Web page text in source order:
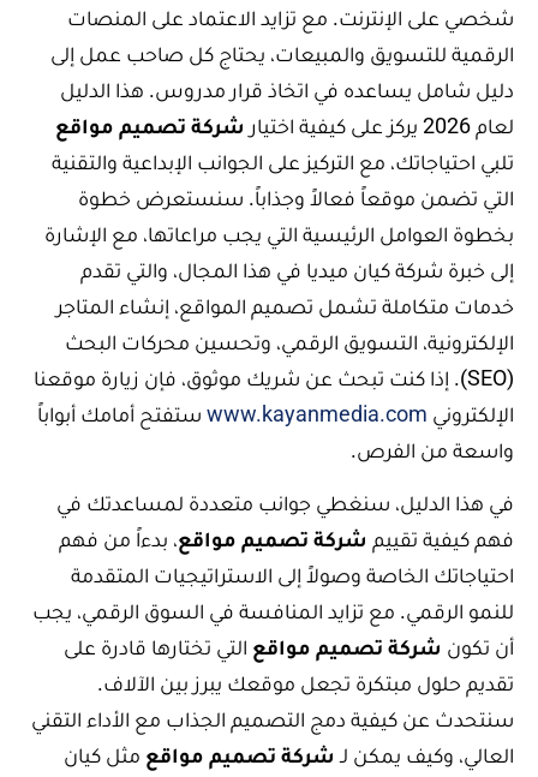
شخصي على الإنترنت. مع تزايد الاعتماد على المنصات
الرقمية للتسويق والمبيعات، يحتاج كل صاحب عمل إلى
دليل شامل يساعده في اتخاذ قرار مدروس. هذا الدليل
لعام 2026 يركز على كيفية اختيار
شركة تصميم مواقع
تلبي احتياجاتك، مع التركيز على الجوانب الإبداعية والتقنية
التي تضمن موقعاً فعالاً وجذاباً. سنستعرض خطوة
بخطوة العوامل الرئيسية التي يجب مراعاتها، مع الإشارة
إلى خبرة شركة كيان ميديا في هذا المجال، والتي تقدم
خدمات متكاملة تشمل تصميم المواقع، إنشاء المتاجر
الإلكترونية، التسويق الرقمي، وتحسين محركات البحث
(SEO). إذا كنت تبحث عن شريك موثوق، فإن زيارة موقعنا
الإلكتروني www.kayanmedia.com ستفتح أمامك أبواباً
واسعة من الفرص.
في هذا الدليل، سنغطي جوانب متعددة لمساعدتك في
فهم كيفية تقييم شركة تصميم مواقع، بدءاً من فهم
احتياجاتك الخاصة وصولاً إلى الاستراتيجيات المتقدمة
للنمو الرقمي. مع تزايد المنافسة في السوق الرقمي، يجب
أن تكون شركة تصميم مواقع التي تختارها قادرة على
تقديم حلول مبتكرة تجعل موقعك يبرز بين الآلاف.
سنتحدث عن كيفية دمج التصميم الجذاب مع الأداء التقني
العالي، وكيف يمكن لـ شركة تصميم مواقع مثل كيان